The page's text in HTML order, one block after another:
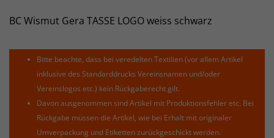
BC Wismut Gera TASSE LOGO weiss schwarz
Bitte beachte, dass bei veredelten Textilien (vor allem Artikel
inklusive des Standarddrucks Vereinsnamen und/oder
Vereinslogos etc.) kein Rückgaberecht gilt.
Davon ausgenommen sind Artikel mit Produktionsfehler etc. Bei
Rückgabe müssen die Artikel, wie bei Erhalt mit originaler
Umverpackung und Etiketten zurückgeschickt werden.